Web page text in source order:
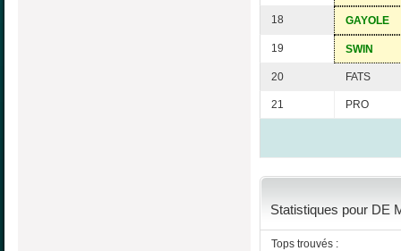
18 GAYOLE
19 SWIN
20 FATS
21 PRO
Statistiques pour DE
Tops trouvés :